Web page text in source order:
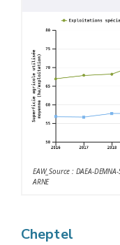
EAW_Source : DAEA-
ARNE
Cheptel